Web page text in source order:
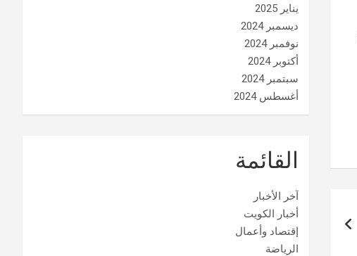
يناير 2025
ديسمبر 2024
نوفمبر 2024
أكتوبر 2024
سبتمبر 2024
أغسطس 2024
القائمة
آخر الأخبار
أخبار الكويت
إقتصاد وأعمال
الرياضة